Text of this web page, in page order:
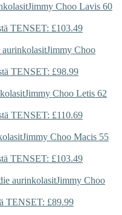
Jimmy Choo Lavis 60
TENSET: £103.49
Jimmy Choo
TENSET: £98.99
Jimmy Choo Letis 62
TENSET: £110.69
Jimmy Choo Macis 55
TENSET: £103.49
Jimmy Choo
TENSET: £89.99